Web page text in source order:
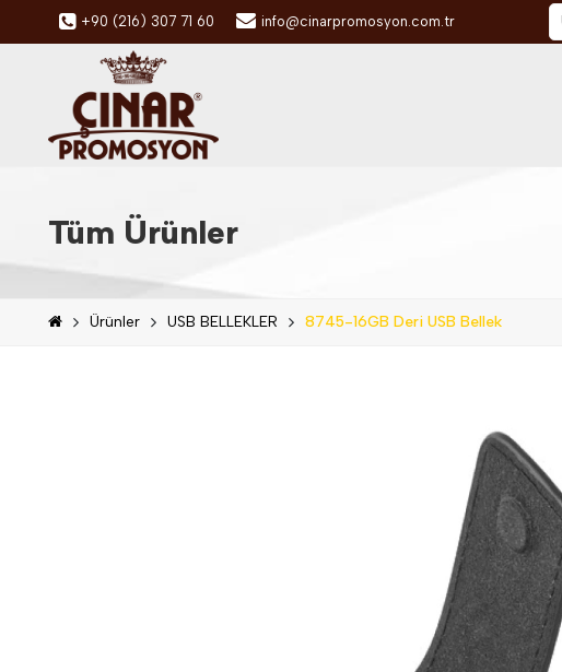
+90 (216) 307 71 60 info@cinarpromosyon.com.tr
Tüm Ürünler
Ürünler USB BELLEKLER 8745-16GB Deri USB Bellek